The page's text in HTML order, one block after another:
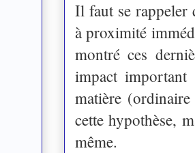
Il faut se rappeler
à proximité
montré ces
impact
matière
cette hypothèse,
même.